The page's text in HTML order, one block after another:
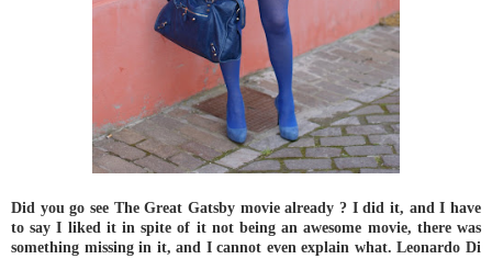
Did you go see The Great Gatsby movie already ? I did it, and I have
to say I liked it in spite of it not being an awesome movie, there was
something missing in it, and I cannot even explain what. Leonardo Di